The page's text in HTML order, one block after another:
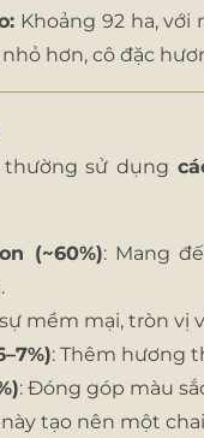
Khoảng 92 ha, với
hơn, cô đặc
thường sử dụng
(~60%): Mang
sự mềm mại, tròn vị
: Thêm hương
: Đóng góp màu
tạo nên một